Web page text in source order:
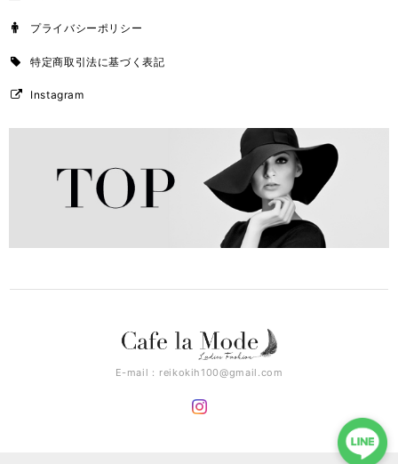
プライバシーポリシー
特定商取引法に基づく表記
Instagram
E-mail： reikokih100@gmail.com